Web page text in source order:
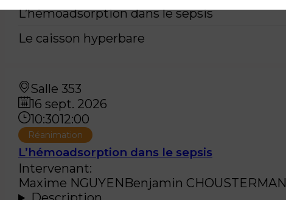
L’hémoadsorption dans le sepsis
Le caisson hyperbare
Salle 353
16 sept. 2026
10:3012:00
Réanimation
L’hémoadsorption dans le sepsis
Intervenant:
Maxime NGUYENBenjamin CHOUSTERMAN